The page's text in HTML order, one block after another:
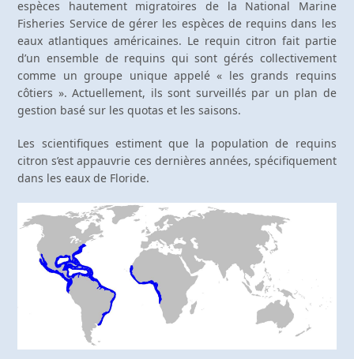
espèces hautement migratoires de la National Marine
Fisheries Service de gérer les espèces de requins dans les
eaux atlantiques américaines. Le requin citron fait partie
d’un ensemble de requins qui sont gérés collectivement
comme un groupe unique appelé « les grands requins
côtiers ». Actuellement, ils sont surveillés par un plan de
gestion basé sur les quotas et les saisons.
Les scientifiques estiment que la population de requins
citron s’est appauvrie ces dernières années, spécifiquement
dans les eaux de Floride.